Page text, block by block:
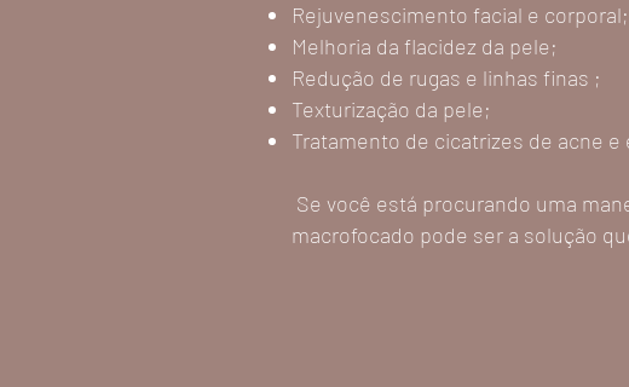
Rejuvenescimento facial e corporal;
Melhoria da flacidez da pele;
Redução de rugas e linhas finas ;
Texturização da pele;
Tratamento de cicatrizes de acne e
Se você está procurando uma
macrofocado pode ser a solução